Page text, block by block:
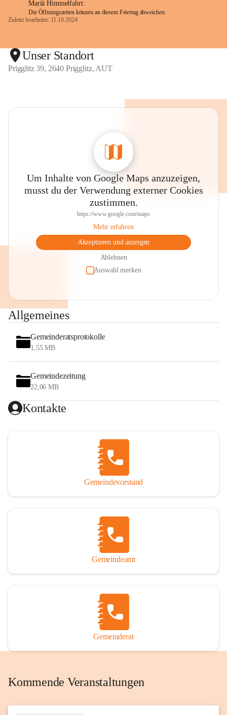
Mariä Himmelfahrt:
Die Öffnungszeiten können an diesem Feiertag abweichen.
Zuletzt bearbeitet: 11.10.2024
Unser Standort
Prigglitz 39, 2640 Prigglitz, AUT
Um Inhalte von Google Maps anzuzeigen,
musst du der Verwendung externer Cookies
zustimmen.
https://www.google.com/maps
Mehr erfahren
Akzeptieren und anzeigen
Ablehnen
Auswahl merken
Allgemeines
Gemeinderatsprotokolle
1,55 MB
Gemeindezeitung
22,06 MB
Kontakte
Gemeindevorstand
Gemeindeamt
Gemeinderat
Kommende Veranstaltungen